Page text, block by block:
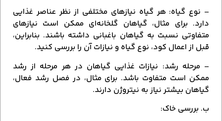
– نوع گیاه: هر گیاه نیازهای مختلفی از نظر عناصر غذایی
دارد. برای مثال، گیاهان گلخانه‌ای ممکن است نیازهای
متفاوتی نسبت به گیاهان باغبانی داشته باشند. بنابراین،
قبل از اعمال کود، نوع گیاه و نیازات آن را بررسی کنید.
– مرحله رشد: نیازات غذایی گیاهان در هر مرحله از رشد
ممکن است متفاوت باشد. برای مثال، در فصل رشد فعال،
گیاهان بیشتر نیاز به نیتروژن دارند.
ب. بررسی خاک: